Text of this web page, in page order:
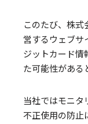
このたび、株式
営するウェブ
ジットカード情
た可能性がある
当社ではモニ
不正使用の防止